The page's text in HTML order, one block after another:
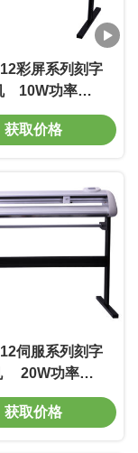
彩屏系列刻字
10W功率
s 重复精度
免维护
获取价格
伺服系列刻字
20W功率
s 线宽0.01m
电光转换率高
获取价格